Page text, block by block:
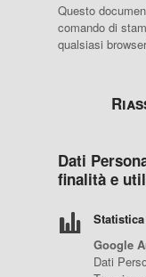
Questo
comando di
qualsiasi
Dati
finalità e
Statistica
Google
Dati